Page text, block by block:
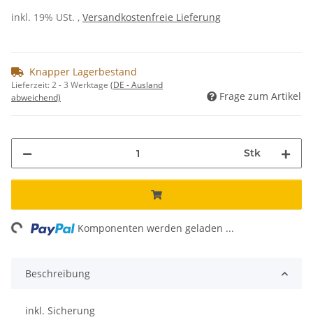
inkl. 19% USt. , Versandkostenfreie Lieferung
Knapper Lagerbestand
Lieferzeit:2 - 3 Werktage (DE - Ausland
abweichend)
Frage zum Artikel
Stk
Komponenten werden geladen ...
Beschreibung
inkl. Sicherung